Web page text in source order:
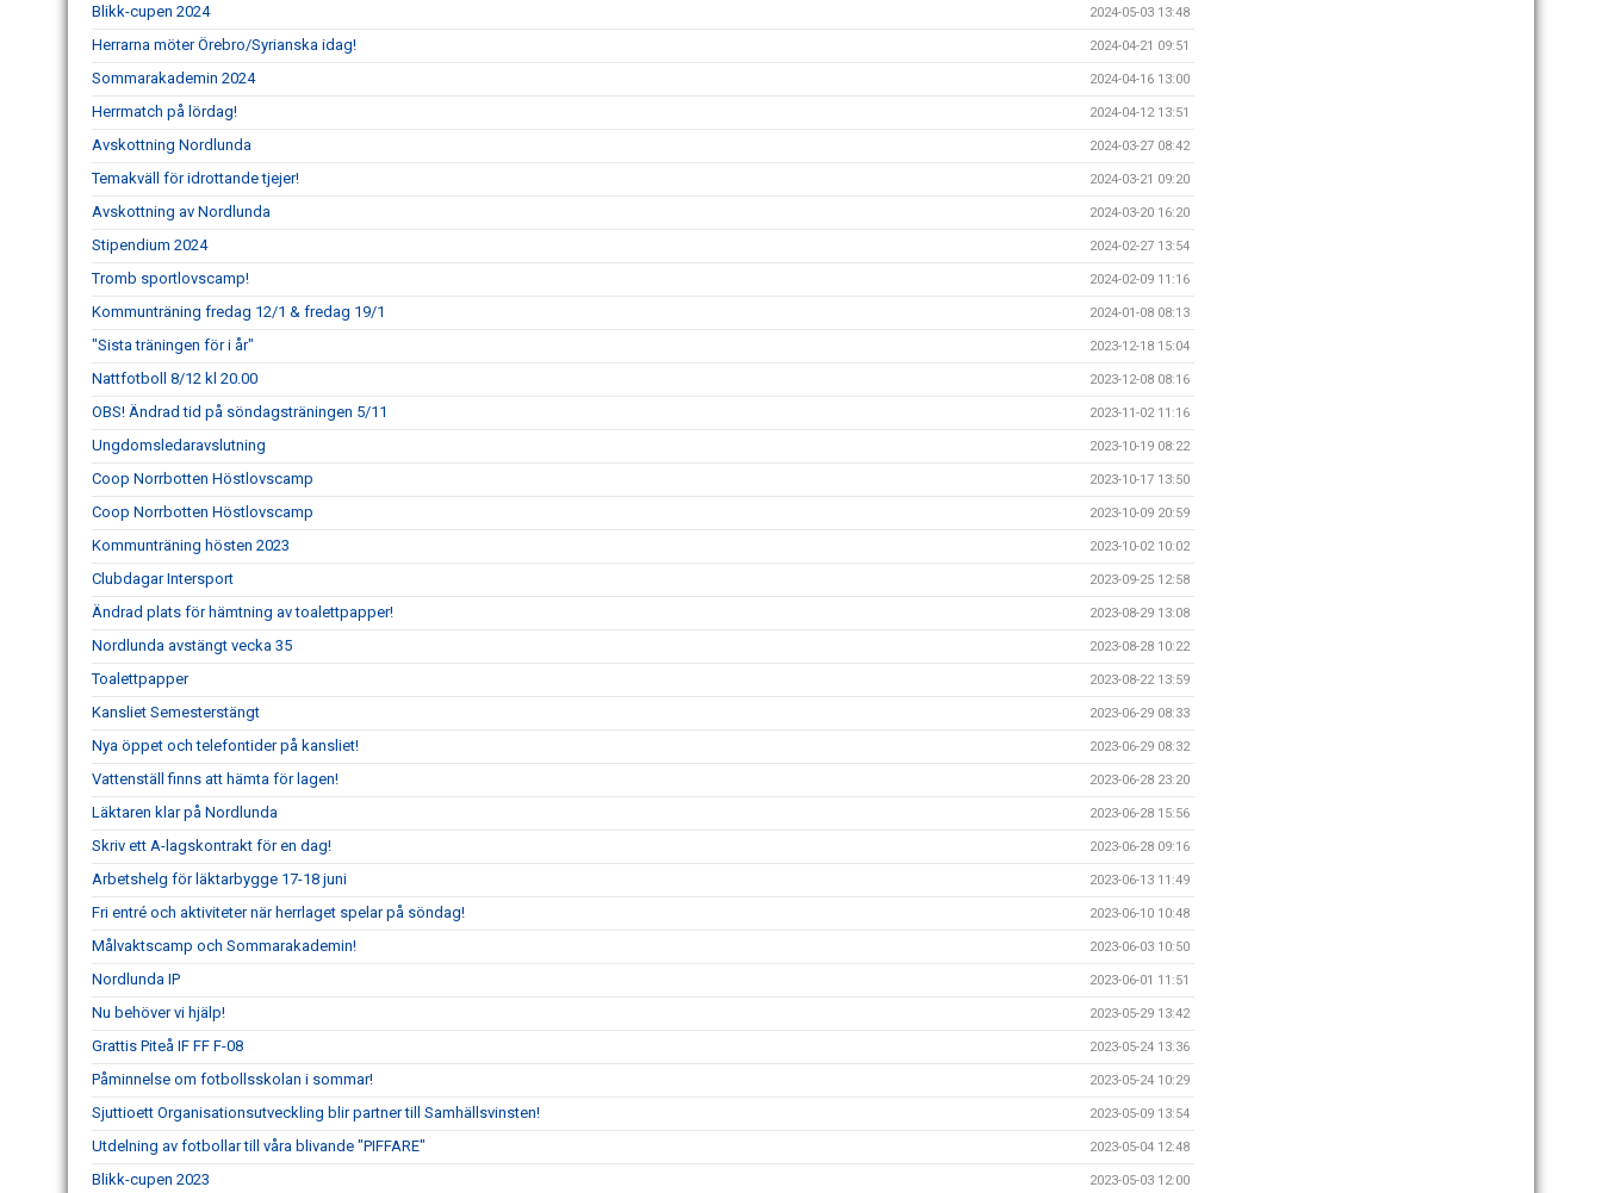
Blikk-cupen 2024 2024-05-03 13:48
Herrarna möter Örebro/Syrianska idag! 2024-04-21 09:51
Sommarakademin 2024 2024-04-16 13:00
Herrmatch på lördag! 2024-04-12 13:51
Avskottning Nordlunda 2024-03-27 08:42
Temakväll för idrottande tjejer! 2024-03-21 09:20
Avskottning av Nordlunda 2024-03-20 16:20
Stipendium 2024 2024-02-27 13:54
Tromb sportlovscamp! 2024-02-09 11:16
Kommunträning fredag 12/1 & fredag 19/1 2024-01-08 08:13
"Sista träningen för i år" 2023-12-18 15:04
Nattfotboll 8/12 kl 20.00 2023-12-08 08:16
OBS! Ändrad tid på söndagsträningen 5/11 2023-11-02 11:16
Ungdomsledaravslutning 2023-10-19 08:22
Coop Norrbotten Höstlovscamp 2023-10-17 13:50
Coop Norrbotten Höstlovscamp 2023-10-09 20:59
Kommunträning hösten 2023 2023-10-02 10:02
Clubdagar Intersport 2023-09-25 12:58
Ändrad plats för hämtning av toalettpapper! 2023-08-29 13:08
Nordlunda avstängt vecka 35 2023-08-28 10:22
Toalettpapper 2023-08-22 13:59
Kansliet Semesterstängt 2023-06-29 08:33
Nya öppet och telefontider på kansliet! 2023-06-29 08:32
Vattenställ finns att hämta för lagen! 2023-06-28 23:20
Läktaren klar på Nordlunda 2023-06-28 15:56
Skriv ett A-lagskontrakt för en dag! 2023-06-28 09:16
Arbetshelg för läktarbygge 17-18 juni 2023-06-13 11:49
Fri entré och aktiviteter när herrlaget spelar på söndag! 2023-06-10 10:48
Målvaktscamp och Sommarakademin! 2023-06-03 10:50
Nordlunda IP 2023-06-01 11:51
Nu behöver vi hjälp! 2023-05-29 13:42
Grattis Piteå IF FF F-08 2023-05-24 13:36
Påminnelse om fotbollsskolan i sommar! 2023-05-24 10:29
Sjuttioett Organisationsutveckling blir partner till Samhällsvinsten! 2023-05-09 13:54
Utdelning av fotbollar till våra blivande "PIFFARE" 2023-05-04 12:48
Blikk-cupen 2023 2023-05-03 12:00